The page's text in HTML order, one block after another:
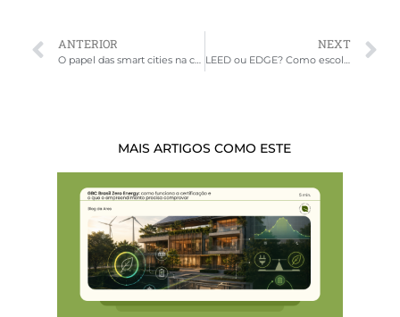
ANTERIOR
O papel das smart cities na construção de um futuro sustentável
NEXT
LEED ou EDGE? Como escolher a certificação certa para o seu projeto.
MAIS ARTIGOS COMO ESTE